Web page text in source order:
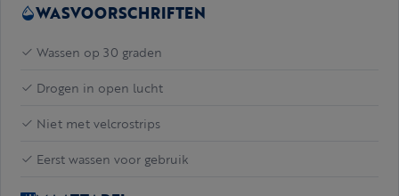
WASVOORSCHRIFTEN
Wassen op 30 graden
Drogen in open lucht
Niet met velcrostrips
Eerst wassen voor gebruik